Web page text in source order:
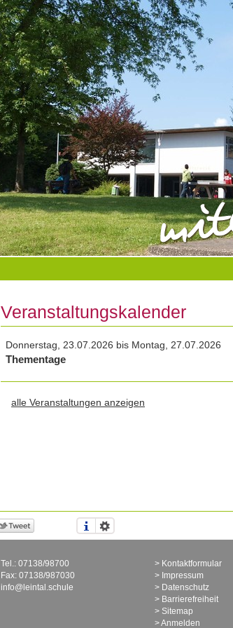
Veranstaltungskalender
Donnerstag, 23.07.2026 bis Montag, 27.07.2026
Thementage
alle Veranstaltungen anzeigen
Tel.: 07138/98700
Fax: 07138/987030
info@leintal.schule
Kontaktformular
Impressum
Datenschutz
Barrierefreiheit
Sitemap
Anmelden